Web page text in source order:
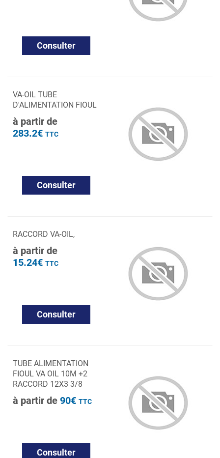
Consulter
VA-OIL TUBE
D'ALIMENTATION FIOUL
à partir de
283.2€ TTC
Consulter
RACCORD VA-OIL,
à partir de
15.24€ TTC
Consulter
TUBE ALIMENTATION
FIOUL VA OIL 10M +2
RACCORD 12X3 3/8
à partir de 90€ TTC
Consulter